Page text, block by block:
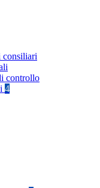
consiliari
controllo
4